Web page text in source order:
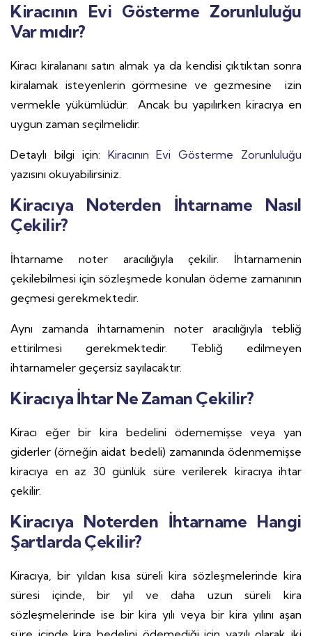
Kiracının Evi Gösterme Zorunluluğu
Var mıdır?
Kiracı kiralananı satın almak ya da kendisi çıktıktan sonra
kiralamak isteyenlerin görmesine ve gezmesine izin
vermekle yükümlüdür. Ancak bu yapılırken kiracıya en
uygun zaman seçilmelidir.
Detaylı bilgi için: Kiracının Evi Gösterme Zorunluluğu
yazısını okuyabilirsiniz.
Kiracıya Noterden İhtarname Nasıl
Çekilir?
İhtarname noter aracılığıyla çekilir. İhtarnamenin
çekilebilmesi için sözleşmede konulan ödeme zamanının
geçmesi gerekmektedir.
Aynı zamanda ihtarnamenin noter aracılığıyla tebliğ
ettirilmesi gerekmektedir. Tebliğ edilmeyen
ihtarnameler geçersiz sayılacaktır.
Kiracıya İhtar Ne Zaman Çekilir?
Kiracı eğer bir kira bedelini ödememişse veya yan
giderler (örneğin aidat bedeli) zamanında ödenmemişse
kiracıya en az 30 günlük süre verilerek kiracıya ihtar
çekilir.
Kiracıya Noterden İhtarname Hangi
Şartlarda Çekilir?
Kiracıya, bir yıldan kısa süreli kira sözleşmelerinde kira
süresi içinde, bir yıl ve daha uzun süreli kira
sözleşmelerinde ise bir kira yılı veya bir kira yılını aşan